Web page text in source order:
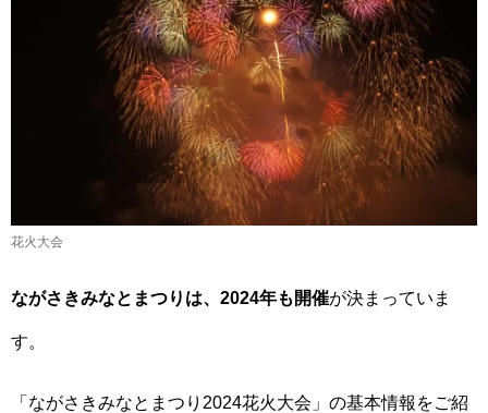
花火大会
ながさきみなとまつりは、2024年も開催が決まっていま
す。
「ながさきみなとまつり2024花火大会」の基本情報をご紹